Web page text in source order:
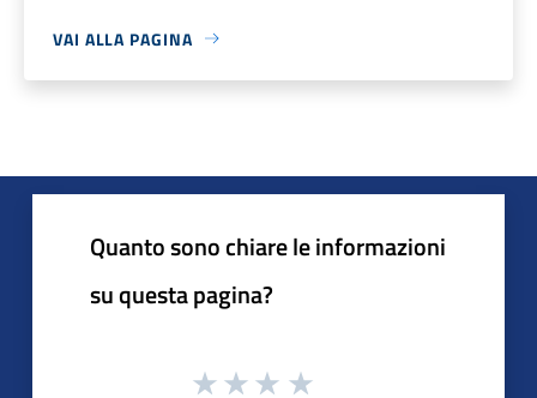
VAI ALLA PAGINA
Quanto sono chiare le informazioni
su questa pagina?